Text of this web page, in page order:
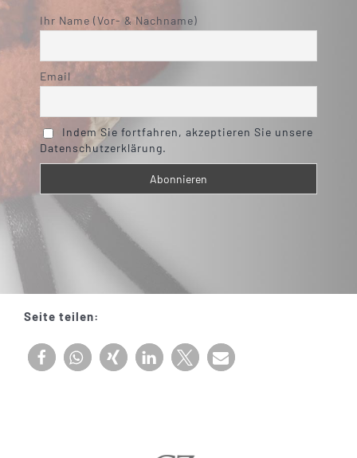
Ihr Name (Vor- & Nachname)
Email
Indem Sie fortfahren, akzeptieren Sie unsere
Datenschutzerklärung.
Seite teilen: